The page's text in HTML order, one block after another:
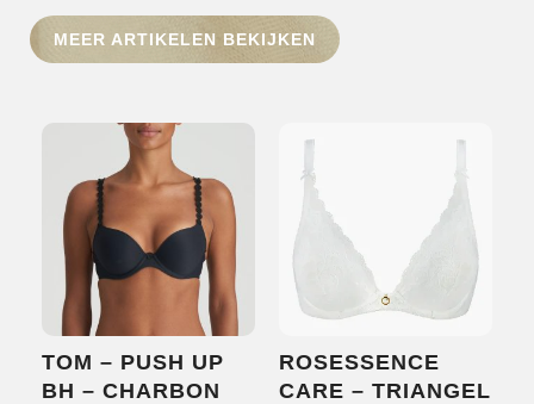
HOME
MERKEN
NIEUWS
CONTACT
MEER ARTIKELEN BEKIJKEN
TOM – PUSH UP
BH – CHARBON
ROSESSENCE
CARE – TRIANGEL